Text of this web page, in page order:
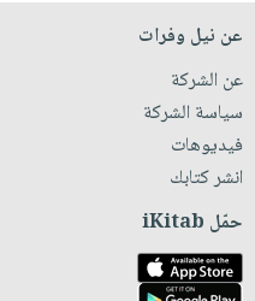
عن نيل وفرات
عن الشركة
سياسة الشركة
فيديوهات
انشر كتابك
حمّل iKitab